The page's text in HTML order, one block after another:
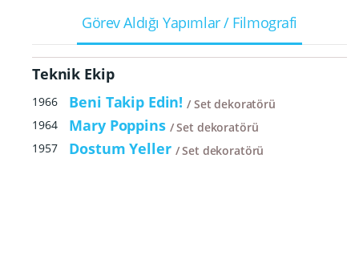
Görev Aldığı Yapımlar / Filmografi
Teknik Ekip
1966 Beni Takip Edin!
Set dekoratörü
1964
Mary Poppins Set dekoratörü
1957
Dostum Yeller Set dekoratörü